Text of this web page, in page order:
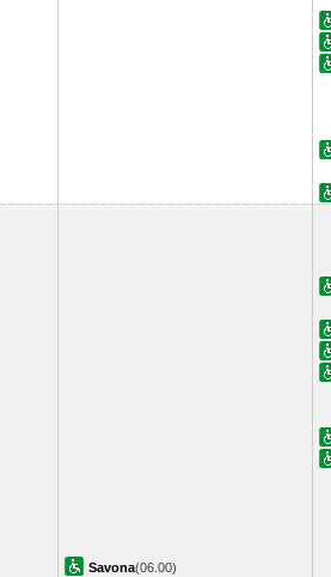
Savona(06.00)